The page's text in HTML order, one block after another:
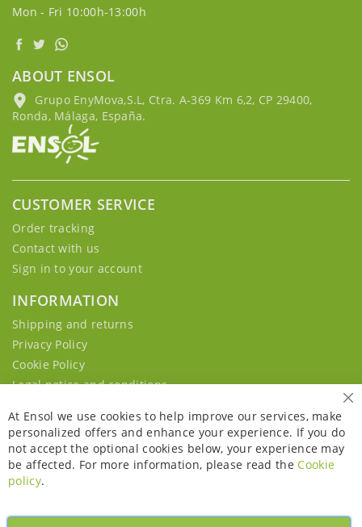
Mon - Fri 10:00h-13:00h
ABOUT ENSOL
Grupo EnyMova,S.L, Ctra. A-369 Km 6,2, CP 29400,
Ronda, Málaga, España.
CUSTOMER SERVICE
Order tracking
Contact with us
Sign in to your account
INFORMATION
Shipping and returns
Privacy Policy
Cookie Policy
Legal notice and conditions
At Ensol we use cookies to help improve our services, make
personalized offers and enhance your experience. If you do
not accept the optional cookies below, your experience may
be affected. For more information, please read the Cookie
policy.